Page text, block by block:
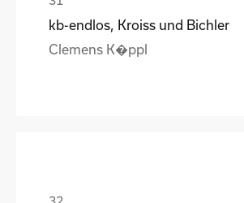
kb-endlos, Kroiss und Bichler
Clemens K�ppl